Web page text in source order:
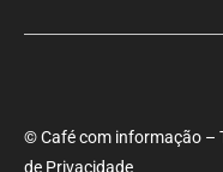
© Café com informação –
de Privacidade